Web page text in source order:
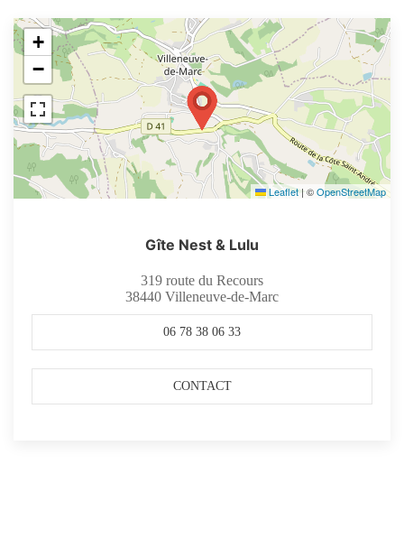
+
−
Leaflet | ©OpenStreetMap
Gîte Nest & Lulu
319 route du Recours
38440 Villeneuve-de-Marc
06 78 38 06 33
CONTACT